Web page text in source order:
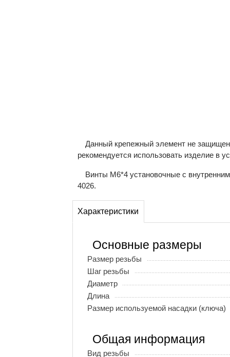
Данный крепежный элемент не защищен
рекомендуется использовать изделие в
Винты М6*4 установочные с
4026.
Характеристики
Основные размеры
Размер резьбы
Шаг резьбы
Диаметр
Длина
Размер используемой насадки (ключа)
Общая информация
Вид резьбы